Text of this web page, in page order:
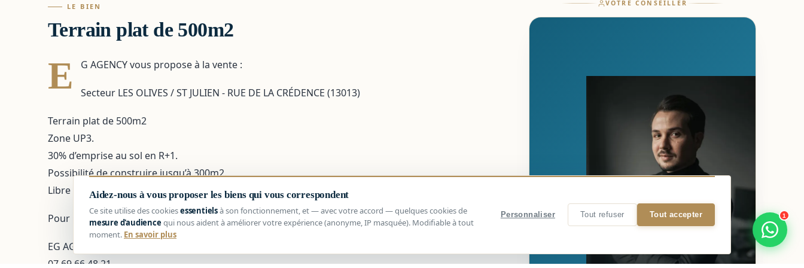
LE BIEN
Terrain plat de 500m2
E G AGENCY vous propose à la vente :
Secteur LES OLIVES / ST JULIEN - RUE DE LA CRÉDENCE (13013)
Terrain plat de 500m2
Zone UP3.
30% d’emprise au sol en R+1.
Possibilité de construire jusqu’à 300m2.
Libre constructeur.
Pour plus d'informations, contactez-nous.
EG AGENCY
07 69 66 48 21
VOTRE CONSEILLER
1
Aidez-nous à vous proposer les biens qui vous correspondent
Ce site utilise des cookiesessentielsà son fonctionnement, et — avec votre accord — quelques cookies de
mesure d'audience qui nous aident à améliorer votre expérience (anonyme, IP masquée). Modifiable à tout
moment. En savoir plus
Personnaliser Tout refuser Tout accepter